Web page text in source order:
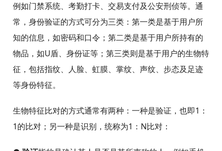
例如门禁系统、考勤打卡、交易支付及公安刑侦等。通
常，身份验证的方式可分为三类：第一类是基于用户所
知的信息，如密码和口令；第二类是基于用户所持有的
物品，如U盾、身份证等；第三类则是基于用户的生物特
征，包括指纹、人脸、虹膜、掌纹、声纹、步态及足迹
等身份特征。
生物特征比对的方式通常有两种：一种是验证，也即1：
1的比对；另一种是识别，统称为1：N比对：